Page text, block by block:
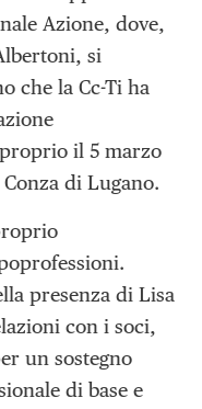
Azione, dove,
si
che la Cc-Ti ha
il 5 marzo
di Lugano.
presenza di Lisa
con i soci,
un sostegno
di base e